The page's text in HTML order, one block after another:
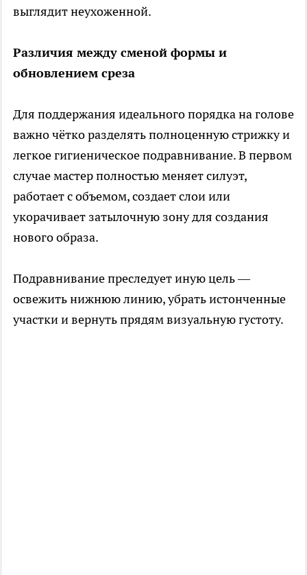
выглядит неухоженной.
Различия между сменой формы и
обновлением среза
Для поддержания идеального порядка на голове
важно чётко разделять полноценную стрижку и
легкое гигиеническое подравнивание. В первом
случае мастер полностью меняет силуэт,
работает с объемом, создает слои или
укорачивает затылочную зону для создания
нового образа.
Подравнивание преследует иную цель —
освежить нижнюю линию, убрать истонченные
участки и вернуть прядям визуальную густоту.